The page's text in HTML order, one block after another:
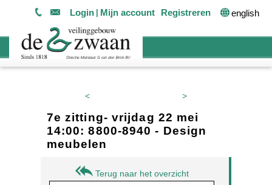
Login Mijn account Registreren english
< >
7e zitting- vrijdag 22 mei
14:00: 8800-8940 - Design
meubelen
Terug naar het overzicht